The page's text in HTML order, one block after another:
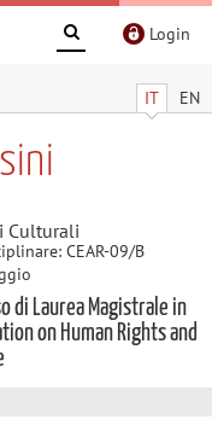
Login
IT EN
Culturali
CEAR-09/B
di Laurea Magistrale in
on Human Rights and